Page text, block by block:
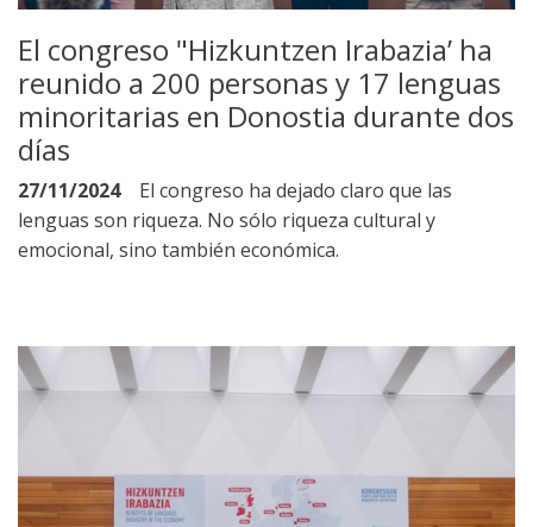
El congreso "Hizkuntzen Irabazia’ ha
reunido a 200 personas y 17 lenguas
minoritarias en Donostia durante dos
días
27/11/2024
El congreso ha dejado claro que las
lenguas son riqueza. No sólo riqueza cultural y
emocional, sino también económica.